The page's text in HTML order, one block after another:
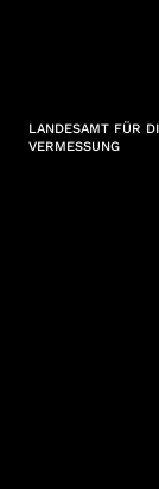
LANDESAMT FÜR
VERMESSUNG